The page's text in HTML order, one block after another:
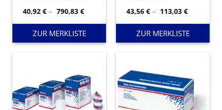
40,92€ – 790,83€Preisspanne:
bis
790,83 €
ZUR MERKLISTE
43,56€ – 113,03€
bis
113,03 €
ZUR MERKLISTE